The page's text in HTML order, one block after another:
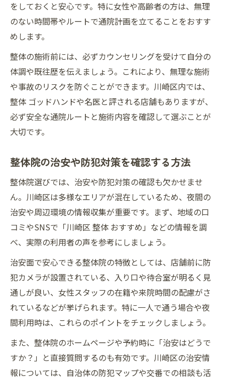
をしておくと安心です。特に女性や高齢者の方は、無理
のない時間帯やルートで通院計画を立てることをおすす
めします。
整体の施術前には、必ずカウンセリングを受けて自分の
体調や既往歴を伝えましょう。これにより、無理な施術
や事故のリスクを防ぐことができます。川崎区内では、
整体 ゴッドハンドや名医と評される店舗もありますが、
必ず安全な通院ルートと施術内容を確認して選ぶことが
大切です。
整体院の治安や防犯対策を確認する方法
整体院選びでは、治安や防犯対策の確認も欠かせませ
ん。川崎区は多様なエリアが混在しているため、夜間の
治安や周辺環境の情報収集が重要です。まず、地域の口
コミやSNSで「川崎区 整体 おすすめ」などの情報を調
べ、実際の利用者の声を参考にしましょう。
治安面で安心できる整体院の特徴としては、店舗前に防
犯カメラが設置されている、入り口や待合室が明るく見
通しが良い、女性スタッフの在籍や来院時間の配慮がさ
れているなどが挙げられます。特に一人で通う場合や夜
間利用時は、これらのポイントをチェックしましょう。
また、整体院のホームページや予約時に「治安はどうで
すか？」と直接質問するのも有効です。川崎区の治安情
報については、自治体の防犯マップや交番での相談も活